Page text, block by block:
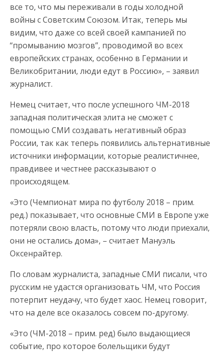
все то, что мы переживали в годы холодной
войны с Советским Союзом. Итак, теперь мы
видим, что даже со всей своей кампанией по
“промыванию мозгов”, проводимой во всех
европейских странах, особенно в Германии и
Великобритании, люди едут в Россию», – заявил
журналист.
Немец считает, что после успешного ЧМ-2018
западная политическая элита не сможет с
помощью СМИ создавать негативный образ
России, так как теперь появились альтернативные
источники информации, которые реалистичнее,
правдивее и честнее рассказывают о
происходящем.
«Это (Чемпионат мира по футболу 2018 – прим.
ред.) показывает, что основные СМИ в Европе уже
потеряли свою власть, потому что люди приехали,
они не остались дома», – считает Мануэль
Оксенрайтер.
По словам журналиста, западные СМИ писали, что
русским не удастся организовать ЧМ, что Россия
потерпит неудачу, что будет хаос. Немец говорит,
что на деле все оказалось совсем по-другому.
«Это (ЧМ-2018 – прим. ред) было выдающиеся
событие, про которое болельщики будут